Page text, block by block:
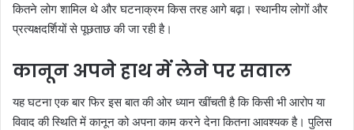
कितने लोग शामिल थे और घटनाक्रम किस तरह आगे बढ़ा। स्थानीय लोगों और
प्रत्यक्षदर्शियों से पूछताछ की जा रही है।
कानून अपने हाथ में लेने पर सवाल
यह घटना एक बार फिर इस बात की ओर ध्यान खींचती है कि किसी भी आरोप या
विवाद की स्थिति में कानून को अपना काम करने देना कितना आवश्यक है। पुलिस